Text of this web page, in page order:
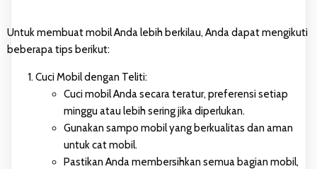
Untuk membuat mobil Anda lebih berkilau, Anda dapat mengikuti
beberapa tips berikut:
Cuci Mobil dengan Teliti:
Cuci mobil Anda secara teratur, preferensi setiap
minggu atau lebih sering jika diperlukan.
Gunakan sampo mobil yang berkualitas dan aman
untuk cat mobil.
Pastikan Anda membersihkan semua bagian mobil,